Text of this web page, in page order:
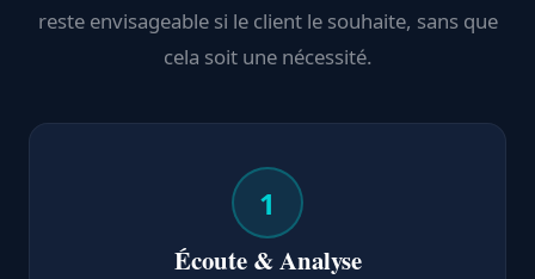
reste envisageable si le client le souhaite, sans que
cela soit une nécessité.
1
Écoute & Analyse